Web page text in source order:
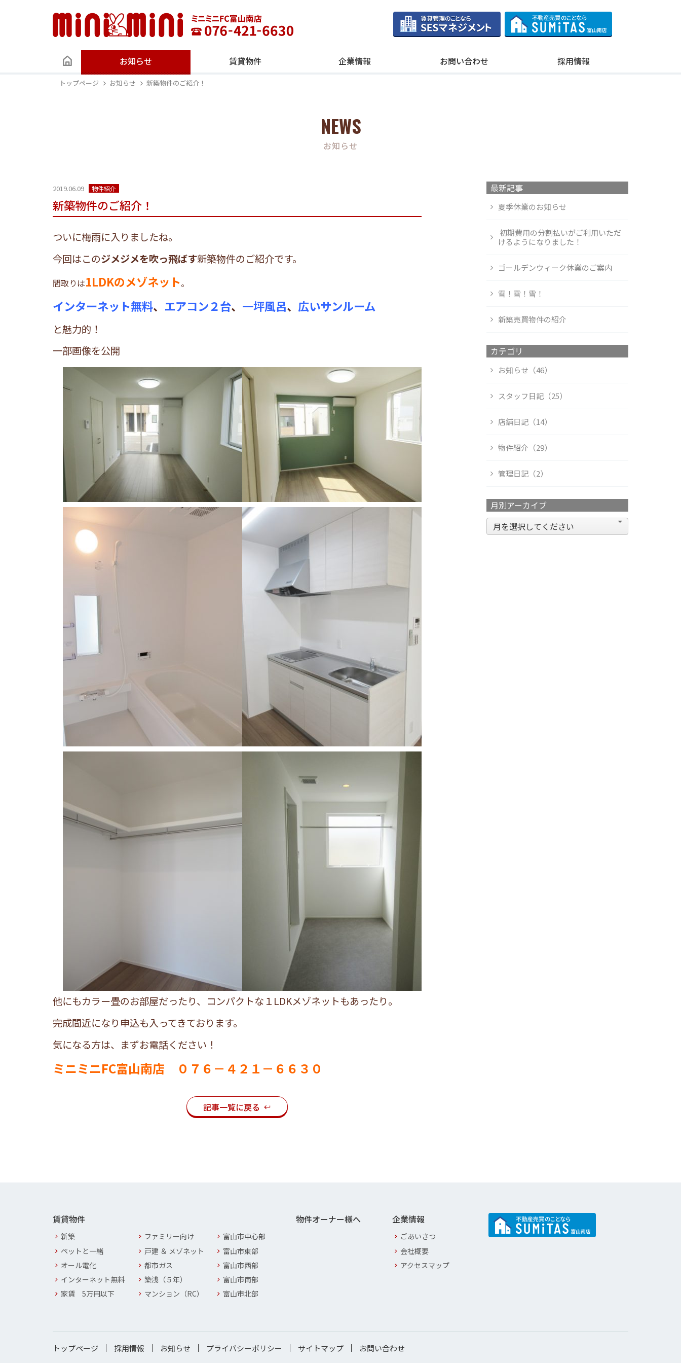
お知らせ 賃貸物件 企業情報 お問い合わせ 採用情報
トップページ お知らせ 新築物件のご紹介！
NEWS
お知らせ
2019.06.09 物件紹介
新築物件のご紹介！
ついに梅雨に入りましたね。
今回はこのジメジメを吹っ飛ばす新築物件のご紹介です。
間取りは1LDKのメゾネット。
インターネット無料、 エアコン２台、 一坪風呂、 広いサンルーム
と魅力的！
一部画像を公開
他にもカラー畳のお部屋だったり、コンパクトな１LDKメゾネットもあったり。
完成間近になり申込も入ってきております。
気になる方は、まずお電話ください！
ミニミニFC富山南店 ０７６－４２１－６６３０
記事一覧に戻る
最新記事
夏季休業のお知らせ
初期費用の分割払いがご利用いただ
けるようになりました！
ゴールデンウィーク休業のご案内
雪！雪！雪！
新築売買物件の紹介
カテゴリ
お知らせ（46）
スタッフ日記（25）
店舗日記（14）
物件紹介（29）
管理日記（2）
月別アーカイブ
賃貸物件
新築
ペットと一緒
オール電化
インターネット無料
家賃 5万円以下
ファミリー向け
戸建 ＆ メゾネット
都市ガス
築浅（５年）
マンション（RC）
富山市中心部
富山市東部
富山市西部
富山市南部
富山市北部
物件オーナー様へ 企業情報
ごあいさつ
会社概要
アクセスマップ
トップページ 採用情報 お知らせ プライバシーポリシー サイトマップ お問い合わせ